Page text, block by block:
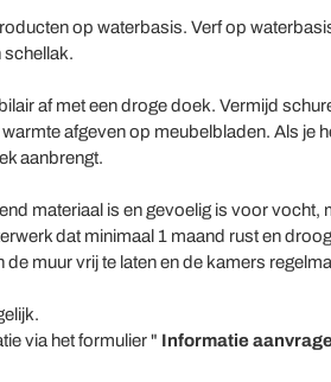
op waterbasis. Verf op
schellak.
af met een droge doek. Vermijd
afgeven op meubelbladen. Als je
aanbrengt.
materiaal is en gevoelig is voor
dat minimaal 1 maand rust en
muur vrij te laten en de kamers
via het formulier " Informatie